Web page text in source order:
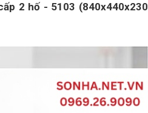
2 hố - 5103 (840x440x230